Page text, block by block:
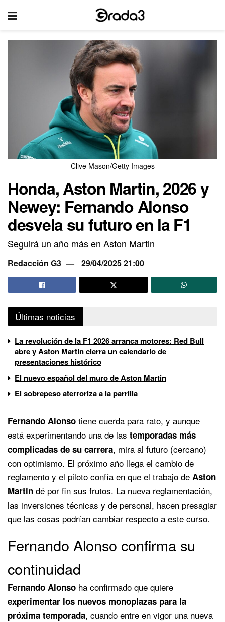
Clive Mason/Getty Images
Honda, Aston Martin, 2026 y
Newey: Fernando Alonso
desvela su futuro en la F1
Seguirá un año más en Aston Martin
Redacción G3 29/04/2025 21:00
Últimas noticias
La revolución de la F1 2026 arranca motores: Red Bull
abre y Aston Martin cierra un calendario de
presentaciones histórico
El nuevo español del muro de Aston Martin
El sobrepeso aterroriza a la parrilla
Fernando Alonso tiene cuerda para rato, y aunque
está experimentando una de las temporadas más
complicadas de su carrera, mira al futuro (cercano)
con optimismo. El próximo año llega el cambio de
reglamento y el piloto confía en que el trabajo de Aston
Martin dé por fin sus frutos. La nueva reglamentación,
las inversiones técnicas y de personal, hacen presagiar
que las cosas podrían cambiar respecto a este curso.
Fernando Alonso confirma su
continuidad
Fernando Alonso ha confirmado que quiere
experimentar los nuevos monoplazas para la
próxima temporada, cuando entre en vigor una nueva